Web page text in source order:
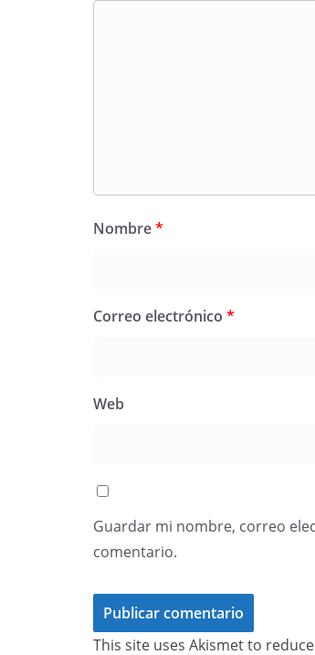
Nombre*
Correo electrónico *
Web
Guardar mi nombre, correo
comentario.
This site uses Akismet to